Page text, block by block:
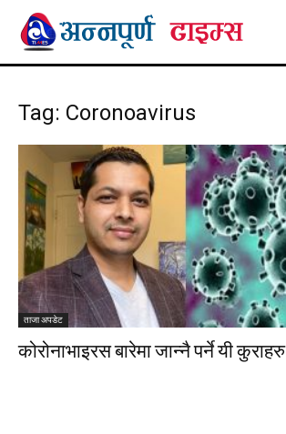
Tag: Coronoavirus
ताजा अपडेट
कोरोनाभाइरस बारेमा जान्नै पर्ने यी कुराहरु